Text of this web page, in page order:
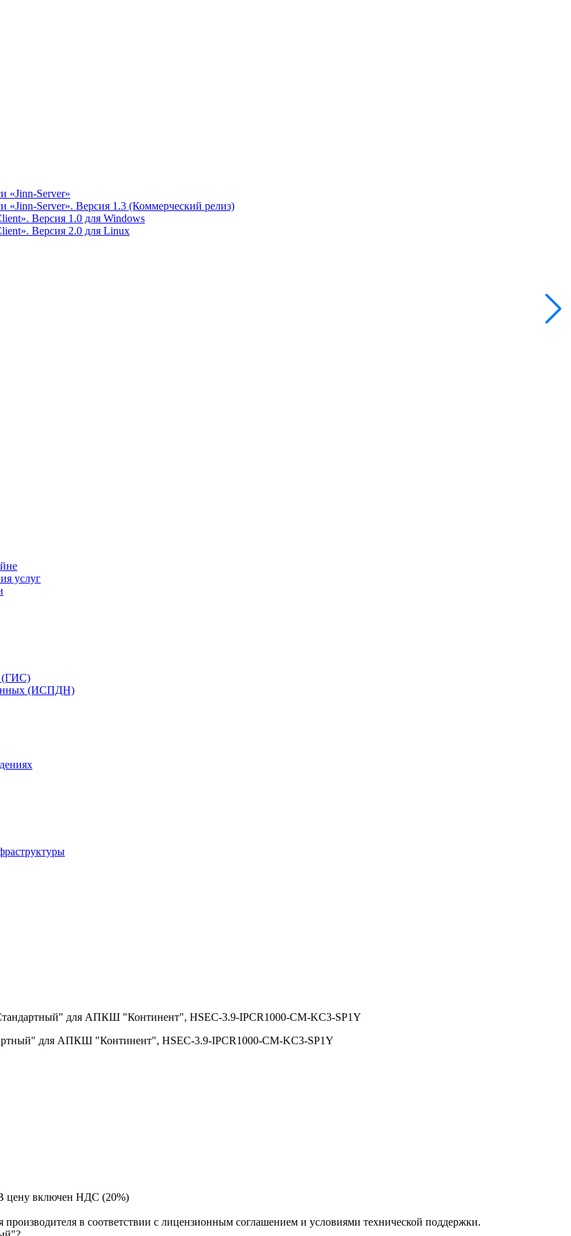
«Jinn-Server»
Server». Версия 1.3 (Коммерческий релиз)
Версия 1.0 для Windows
Версия 2.0 для Linux
услуг
(ГИС)
(ИСПДН)
для АПКШ "Континент", HSEC-3.9-IPCR1000-CM-KC3-SP1Y
для АПКШ "Континент", HSEC-3.9-IPCR1000-CM-KC3-SP1Y
В цену включен НДС (20%)
в соответствии с лицензионным соглашением и условиями технической поддержки.